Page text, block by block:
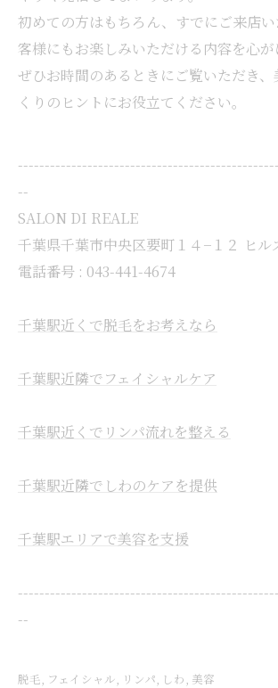
初めての方はもちろん、すでにご来店
客様にもお楽しみいただける内容を心が
ぜひお時間のあるときにご覧いただき
くりのヒントにお役立てください。
--
SALON DI REALE
千葉県千葉市中央区要町１４−１２ ヒル
電話番号 : 043-441-4674
千葉駅近くで脱毛をお考えなら
千葉駅近隣でフェイシャルケア
千葉駅近くでリンパ流れを整える
千葉駅近隣でしわのケアを提供
千葉駅エリアで美容を支援
--
脱毛 フェイシャル リンパ しわ 美容